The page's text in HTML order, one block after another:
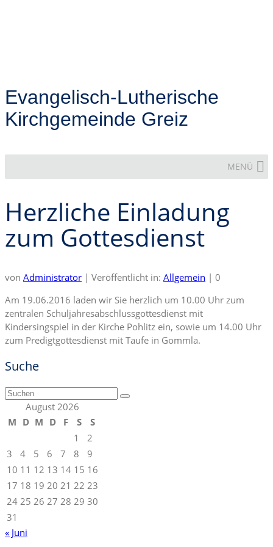
Evangelisch-Lutherische
Kirchgemeinde Greiz
MENÜ
Herzliche Einladung
zum Gottesdienst
von Administrator | Veröffentlicht in: Allgemein | 0
Am 19.06.2016 laden wir Sie herzlich um 10.00 Uhr zum
zentralen Schuljahresabschlussgottesdienst mit
Kindersingspiel in der Kirche Pohlitz ein, sowie um 14.00 Uhr
zum Predigtgottesdienst mit Taufe in Gommla.
Suche
Suchen
nach:August 2026
M D M D F S
S
1
2
3
4 5 6 7 8
9
10 11 12 13 14 15 16
17 18 19 20 21 22 23
24 25 26 27 28 29 30
31
« Juni